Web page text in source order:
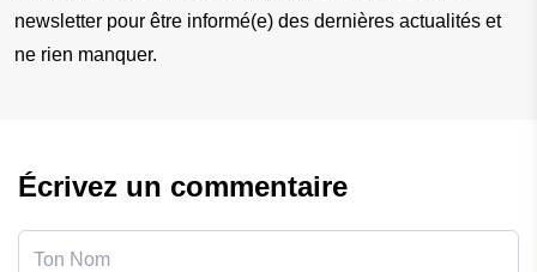
newsletter pour être informé(e) des dernières actualités et
ne rien manquer.
Écrivez un commentaire